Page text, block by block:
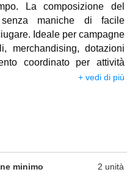
La composizione del
maniche di facile
Ideale per campagne
merchandising, dotazioni
coordinato per attività
Un pullover smanicato da
+ vedi di più
minimo
2 unità